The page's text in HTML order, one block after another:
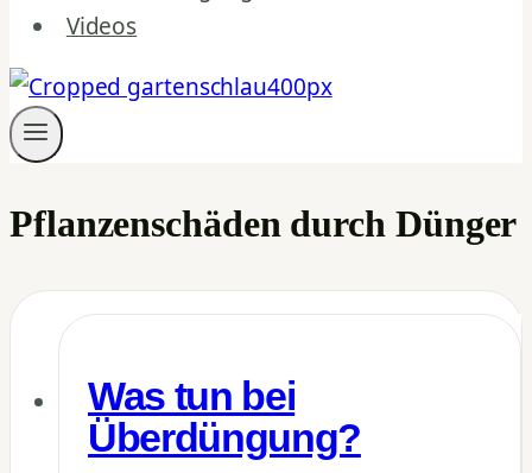
Videos
Pflanzenschäden durch Dünger
Was tun bei
Überdüngung?